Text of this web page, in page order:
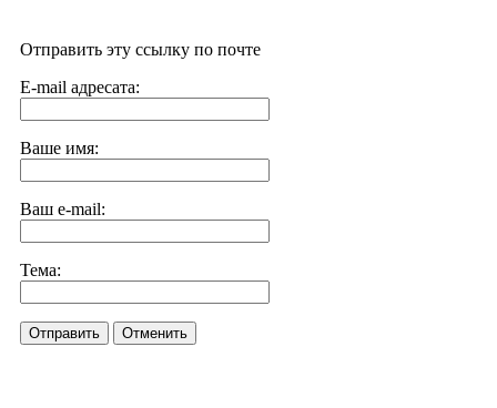
Отправить эту ссылку по почте
E-mail адресата:
Ваше имя:
Ваш e-mail:
Тема:
Отправить Отменить